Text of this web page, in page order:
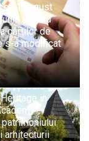
cu 1 august
privind
cărților de
s-a modificat
„Școala de la
in
arhitecturii